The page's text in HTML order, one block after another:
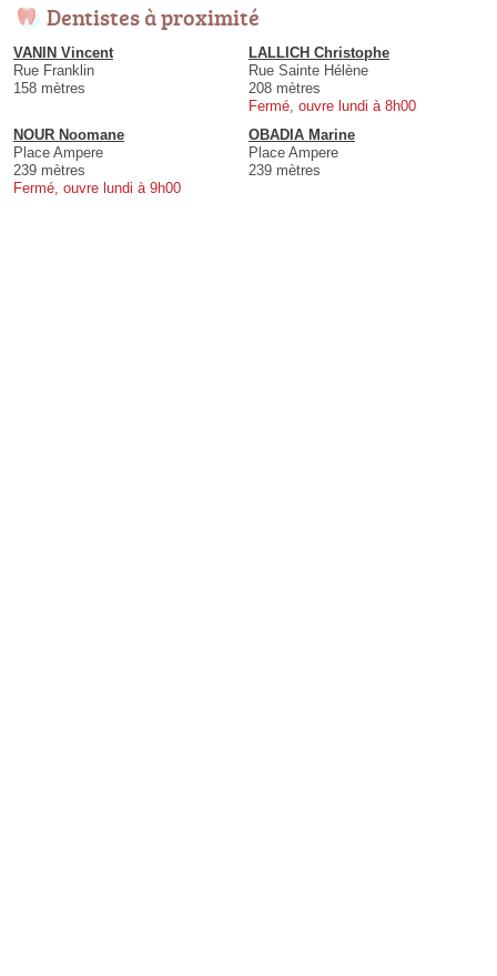
Dentistes à proximité
VANIN Vincent
Rue Franklin
158 mètres
LALLICH Christophe
Rue Sainte Hélène
208 mètres
Fermé, ouvre lundi à 8h00
NOUR Noomane
Place Ampere
239 mètres
Fermé, ouvre lundi à 9h00
OBADIA Marine
Place Ampere
239 mètres